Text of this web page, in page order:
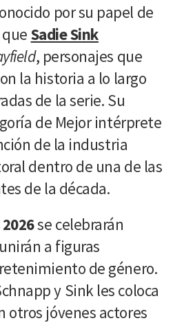
por su papel de
Sadie Sink
, personajes que
la historia a lo largo
de la serie. Su
de Mejor intérprete
de la industria
dentro de una de las
de la década.
se celebrarán
a figuras
de género.
y Sink les coloca
otros jóvenes actores